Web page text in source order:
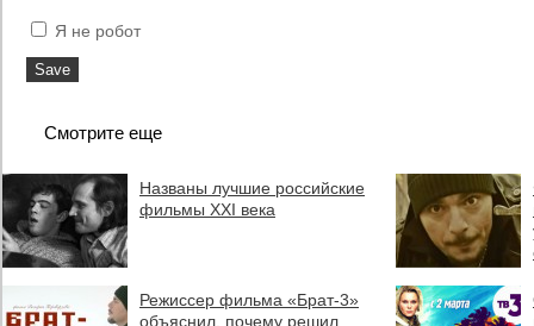
Я не робот
Смотрите еще
Названы лучшие российские
фильмы XXI века
Режиссер фильма «Брат-3»
объяснил, почему решил